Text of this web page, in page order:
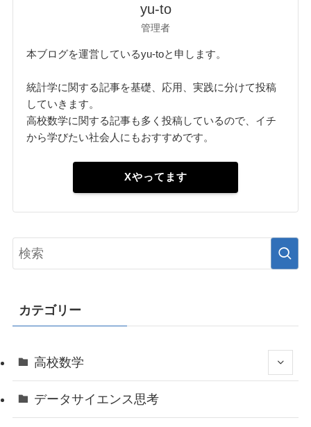
yu-to
管理者
本ブログを運営しているyu-toと申します。
統計学に関する記事を基礎、応用、実践に分けて投稿
していきます。
高校数学に関する記事も多く投稿しているので、イチ
から学びたい社会人にもおすすめです。
Xやってます
カテゴリー
高校数学
データサイエンス思考